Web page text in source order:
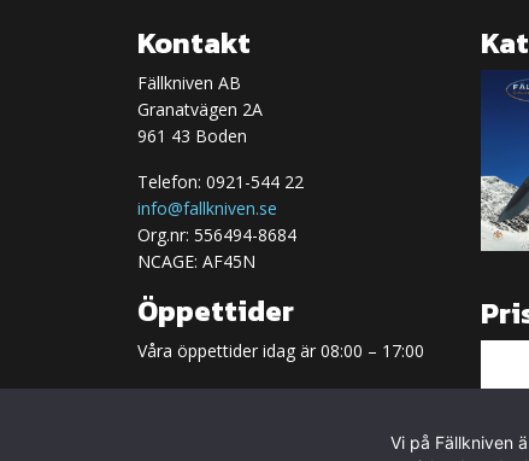
Kontakt
Fällkniven AB
Granatvägen 2A
961 43 Boden
Telefon: 0921-544 22
info@fallkniven.se
Org.nr: 556494-8684
NCAGE: AF45N
Öppettider
Våra öppettider idag är 08:00 – 17:00
Vi på Fällkniven